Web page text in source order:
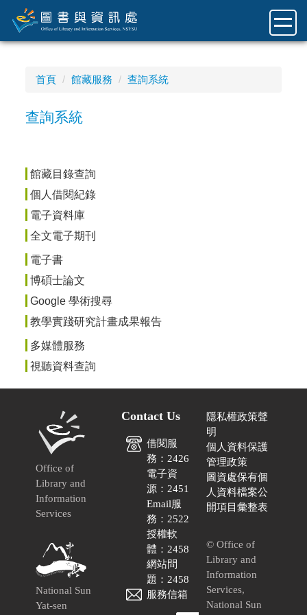
到
主
首頁 館藏服務 查詢系統
查詢系統
館藏目錄查詢
個人借閱紀錄
電子資料庫
全文電子期刊
電子書
博碩士論文
Google 學術搜尋
教學實踐研究計畫成果報告
多媒體服務
視聽資料查詢
Office of
Library and
Information
Services
National Sun
Yat-sen
Contact Us
借閱服
務：2426
電子資
源：2451
Email服
務：2522
授權軟
體：2458
網站問
題：2458
服務信箱
隱私權政策聲
明
個人資料保護
管理政策
圖資處保有個
人資料檔案公
開項目彙整表
© Office of
Library and
Information
Services,
National Sun